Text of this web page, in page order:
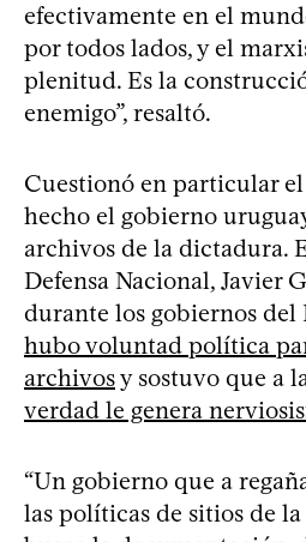
efectivamente en el
por todos lados, y el
plenitud. Es la
enemigo”, resaltó.
Cuestionó en particular
hecho el gobierno
archivos de la dictadura.
Defensa Nacional, Javier
durante los gobiernos
hubo voluntad política
archivosy sostuvo que a
verdad le genera
“Un gobierno que a
las políticas de sitios de